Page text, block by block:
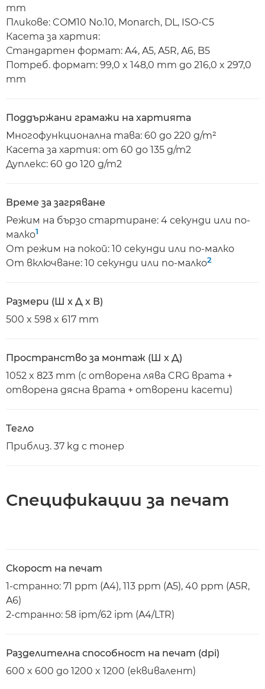
mm
Пликове: COM10 No.10, Monarch, DL, ISO-C5
Касета за хартия:
Стандартен формат: A4, A5, A5R, A6, B5
Потреб. формат: 99,0 x 148,0 mm до 216,0 x 297,0
mm
Поддържани грамажи на хартията
Многофункционална тава: 60 до 220 g/m²
Касета за хартия: от 60 до 135 g/m2
Дуплекс: 60 до 120 g/m2
Време за загряване
Режим на бързо стартиране: 4 секунди или по-
малко1
От режим на покой: 10 секунди или по-малко
От включване: 10 секунди или по-малко2
Размери (Ш x Д x В)
500 x 598 x 617 mm
Пространство за монтаж (Ш x Д)
1052 x 823 mm (с отворена лява CRG врата +
отворена дясна врата + отворени касети)
Тегло
Приблиз. 37 kg с тонер
Спецификации за печат
Скорост на печат
1-странно: 71 ppm (A4), 113 ppm (A5), 40 ppm (A5R,
A6)
2-странно: 58 ipm/62 ipm (A4/LTR)
Разделителна способност на печат (dpi)
600 x 600 до 1200 x 1200 (еквивалент)